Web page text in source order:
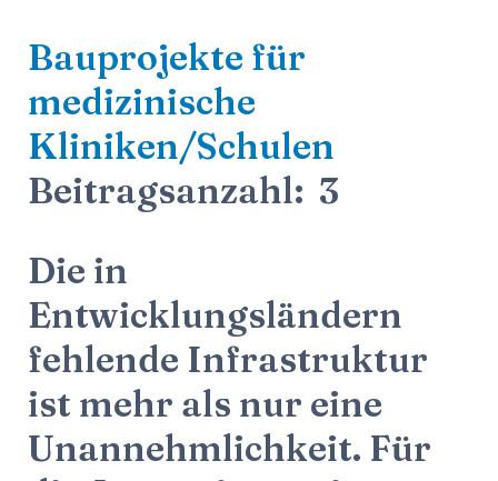
Bauprojekte für
medizinische
Kliniken/Schulen
Beitragsanzahl: 3
Die in
Entwicklungsländern
fehlende Infrastruktur
ist mehr als nur eine
Unannehmlichkeit. Für